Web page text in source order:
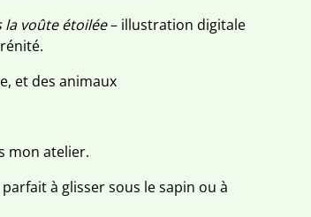
voûte étoilée– illustration digitale
et des animaux
mon atelier.
à glisser sous le sapin ou à